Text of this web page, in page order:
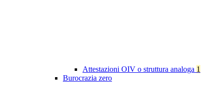
Attestazioni OIV o struttura analoga 1
Burocrazia zero